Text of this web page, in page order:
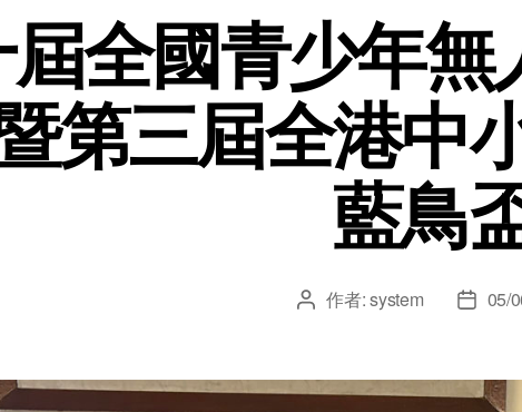
全國青少年
第三屆全港中
藍鳥
作者:system 05/